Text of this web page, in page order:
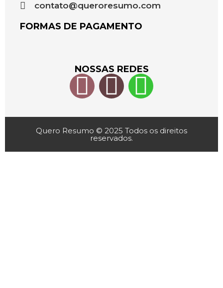
contato@queroresumo.com
FORMAS DE PAGAMENTO
NOSSAS REDES
Quero Resumo © 2025 Todos os direitos
reservados.